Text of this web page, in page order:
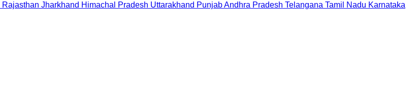
Rajasthan Jharkhand Himachal Pradesh Uttarakhand PunjabAndhra Pradesh Telangana Tamil Nadu Karnataka